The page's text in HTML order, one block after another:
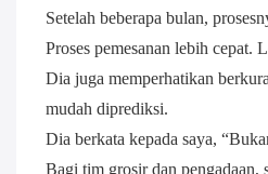
Setelah beberapa bulan,
Proses pemesanan lebih
Dia juga memperhatikan
mudah diprediksi.
Dia berkata kepada saya,
Bagi tim grosir dan pengadaan,